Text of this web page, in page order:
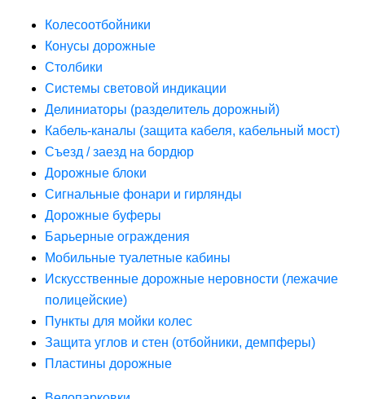
Колесоотбойники
Конусы дорожные
Столбики
Системы световой индикации
Делиниаторы (разделитель дорожный)
Кабель-каналы (защита кабеля, кабельный мост)
Съезд / заезд на бордюр
Дорожные блоки
Сигнальные фонари и гирлянды
Дорожные буферы
Барьерные ограждения
Мобильные туалетные кабины
Искусственные дорожные неровности (лежачие
полицейские)
Пункты для мойки колес
Защита углов и стен (отбойники, демпферы)
Пластины дорожные